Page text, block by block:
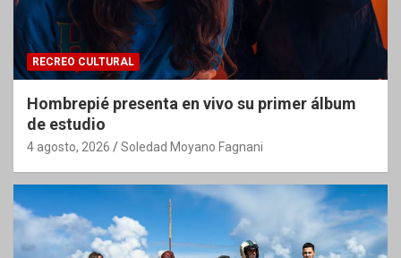
RECREO CULTURAL
Hombrepié presenta en vivo su primer álbum
de estudio
4 agosto, 2026 Soledad Moyano Fagnani